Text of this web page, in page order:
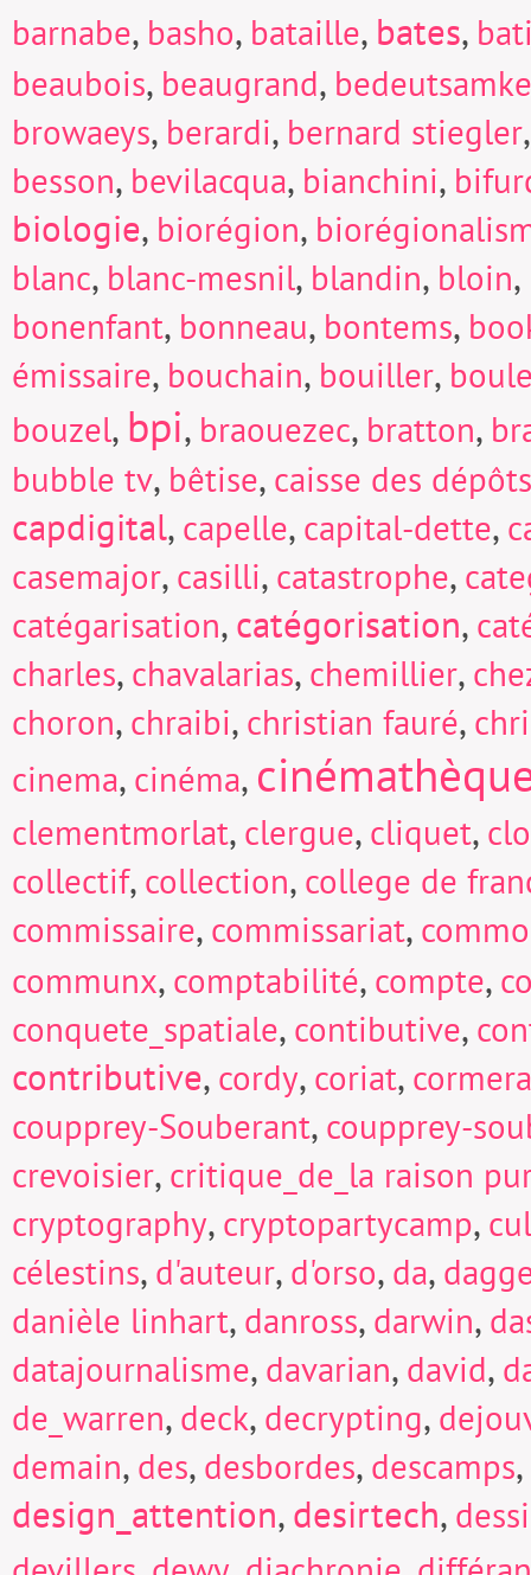
barnabe, basho, bataille, bates,
beaubois, beaugrand,
browaeys, berardi, bernard stiegler
besson, bevilacqua, bianchini,
biologie, biorégion,
blanc, blanc-mesnil, blandin, bloin,
bonenfant, bonneau, bontems,
émissaire, bouchain, bouiller,
bouzel, bpi, braouezec, bratton,
bubble tv, bêtise, caisse des
capdigital, capelle, capital-dette,
casemajor, casilli, catastrophe,
catégarisation,catégorisation,
charles, chavalarias, chemillier,
choron, chraibi, christian fauré,
cinema, cinéma,
clementmorlat, clergue, cliquet,
collectif, collection, college de
commissaire, commissariat,
communx, comptabilité, compte,
conquete_spatiale, contibutive,
contributive, cordy, coriat,
coupprey-Souberant, coupprey-
crevoisier, critique_de_la raison
cryptography, cryptopartycamp,
célestins, d'auteur, d'orso, da,
danièle linhart, danross, darwin,
datajournalisme, davarian, david,
de_warren, deck, decrypting,
demain, des, desbordes, descamps,
design_attention,desirtech,